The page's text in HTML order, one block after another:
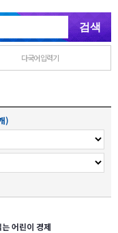
다국어 입력기
)
어린이 경제